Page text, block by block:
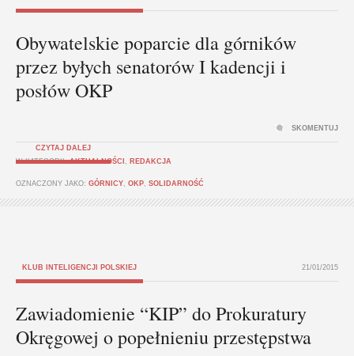
Obywatelskie poparcie dla górników
przez byłych senatorów I kadencji i
posłów OKP
CZYTAJ DALEJ
W KATEGORII:AKTUALNOŚCI REDAKCJA
OZNACZONY JAKO: GÓRNICY OKP SOLIDARNOŚĆ
SKOMENTUJ
KLUB INTELIGENCJI POLSKIEJ 21/01/2015
Zawiadomienie “KIP” do Prokuratury
Okręgowej o popełnieniu przestępstwa